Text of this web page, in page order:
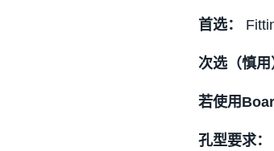
首选：
次选（慎用
若使用
孔型要求：